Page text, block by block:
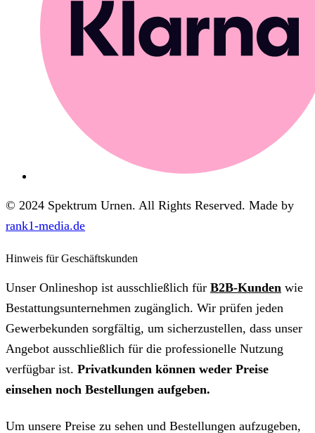
© 2024 Spektrum Urnen. All Rights Reserved. Made by
rank1-media.de
Hinweis für Geschäftskunden
Unser Onlineshop ist ausschließlich für B2B-Kunden wie
Bestattungsunternehmen zugänglich. Wir prüfen jeden
Gewerbekunden sorgfältig, um sicherzustellen, dass unser
Angebot ausschließlich für die professionelle Nutzung
verfügbar ist. Privatkunden können weder Preise
einsehen noch Bestellungen aufgeben.
Um unsere Preise zu sehen und Bestellungen aufzugeben,